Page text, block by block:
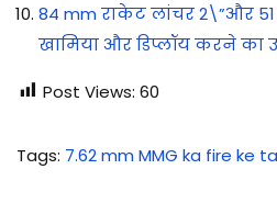
84 mm राकेट लांचर 2\”और 51
खामिया और डिप्लॉय करने का
Post Views: 60
Tags: 7.62 mm MMG ka fire ke